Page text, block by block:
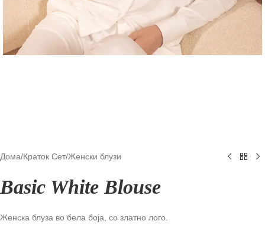
Дома/Краток Сет/Женски блузи
Basic White Blouse
Женска блуза во бела боја, со златно лого.